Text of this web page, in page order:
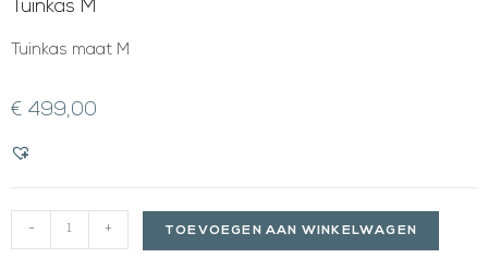
Tuinkas M
Tuinkas maat M
€ 499,00
- + TOEVOEGEN AAN WINKELWAGEN